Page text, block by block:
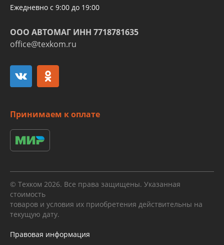
Ежедневно с 9:00 до 19:00
ООО АВТОМАГ ИНН 7718781635
office@texkom.ru
Принимаем к оплате
© Техком 2026. Все права защищены. Указанная
стоимость
товаров и условия их приобретения действительны на
текущую дату.
Правовая информация